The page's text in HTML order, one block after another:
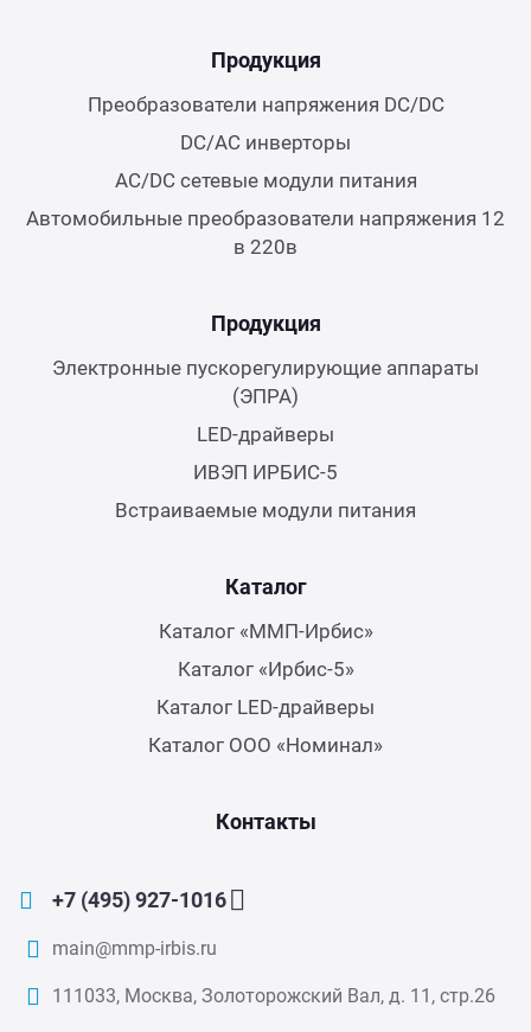
Продукция
Преобразователи напряжения DC/DC
DC/AC инверторы
AC/DC сетевые модули питания
Автомобильные преобразователи напряжения 12
в 220в
Продукция
Электронные пускорегулирующие аппараты
(ЭПРА)
LED-драйверы
ИВЭП ИРБИС-5
Встраиваемые модули питания
Каталог
Каталог «ММП-Ирбис»
Каталог «Ирбис-5»
Каталог LED-драйверы
Каталог ООО «Номинал»
Контакты
+7 (495) 927-1016
main@mmp-irbis.ru
111033, Москва, Золоторожский Вал, д. 11, стр.26